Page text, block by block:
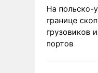
На польско-
границе
грузовиков
портов